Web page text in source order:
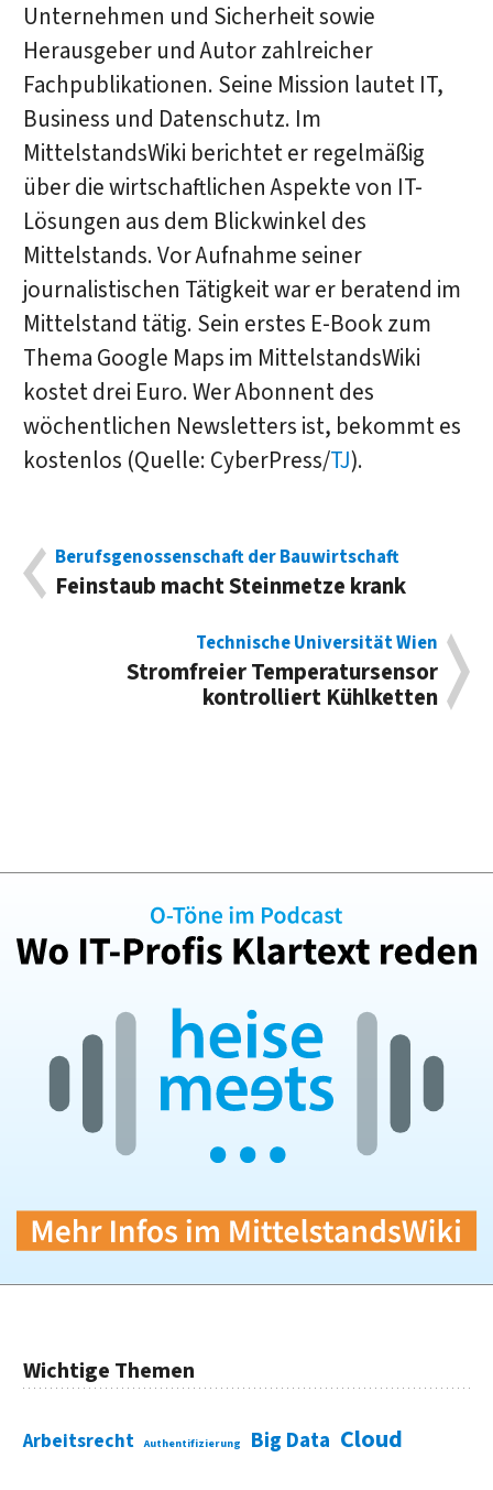
Unternehmen und Sicherheit sowie
Herausgeber und Autor zahlreicher
Fachpublikationen. Seine Mission lautet IT,
Business und Datenschutz. Im
MittelstandsWiki berichtet er regelmäßig
über die wirtschaftlichen Aspekte von IT-
Lösungen aus dem Blickwinkel des
Mittelstands. Vor Aufnahme seiner
journalistischen Tätigkeit war er beratend im
Mittelstand tätig. Sein erstes E-Book zum
Thema Google Maps im MittelstandsWiki
kostet drei Euro. Wer Abonnent des
wöchentlichen Newsletters ist, bekommt es
kostenlos (Quelle: CyberPress/TJ).
Berufsgenossenschaft der Bauwirtschaft
Feinstaub macht Steinmetze krank
Technische Universität Wien
Stromfreier Temperatursensor
kontrolliert Kühlketten
Wichtige Themen
Arbeitsrecht Authentifizierung Big Data Cloud